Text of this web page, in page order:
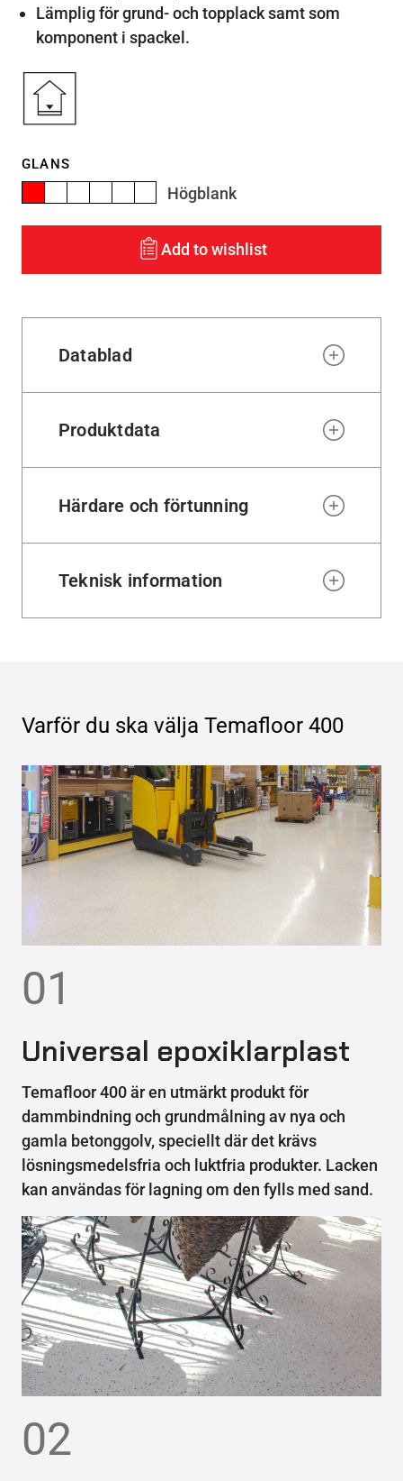
Lämplig för grund- och topplack samt som
komponent i spackel.
GLANS
Högblank
Add to wishlist
Datablad
Produktdata
Härdare och förtunning
Teknisk information
Varför du ska välja Temafloor 400
01
Universal epoxiklarplast
Temafloor 400 är en utmärkt produkt för
dammbindning och grundmålning av nya och
gamla betonggolv, speciellt där det krävs
lösningsmedelsfria och luktfria produkter. Lacken
kan användas för lagning om den fylls med sand.
02